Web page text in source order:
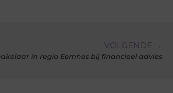
VOLGENDE →
in regio Eemnes bij financieel advies